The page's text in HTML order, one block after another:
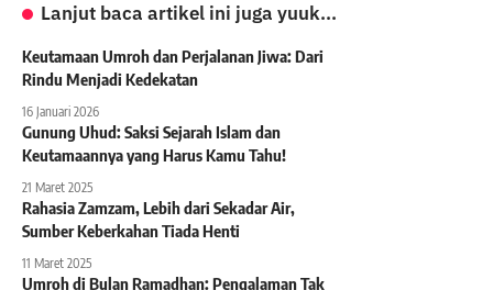
Lanjut baca artikel ini juga yuuk...
Keutamaan Umroh dan Perjalanan Jiwa: Dari
Rindu Menjadi Kedekatan
16 Januari 2026
Gunung Uhud: Saksi Sejarah Islam dan
Keutamaannya yang Harus Kamu Tahu!
21 Maret 2025
Rahasia Zamzam, Lebih dari Sekadar Air,
Sumber Keberkahan Tiada Henti
11 Maret 2025
Umroh di Bulan Ramadhan: Pengalaman Tak